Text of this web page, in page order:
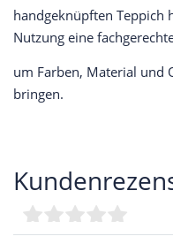
handgeknüpften
Nutzung eine
um Farben, Material und
bringen.